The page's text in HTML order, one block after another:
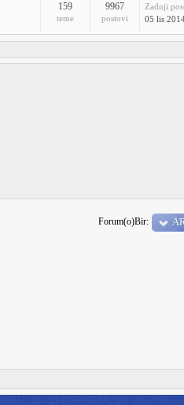
159
teme
9967
postovi
Zadnji
05 lis
Forum(o)Bir: